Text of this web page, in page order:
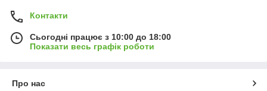
Контакти
Сьогодні працює з 10:00 до 18:00
Показати весь графік роботи
Про нас